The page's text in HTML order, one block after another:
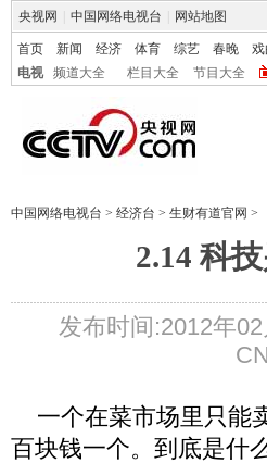
央视网 中国网络电视台 网站地图
首页 新闻 经济 体育 综艺 春晚 戏
电视
频道大全 栏目大全 节目大全
中国网络电视台 > 经济台 > 生财有道官网 >
2.14 科
发布时间:2012年
一个在菜市场里只能
百块钱一个。到底是什